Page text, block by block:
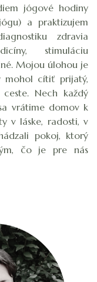
jógové hodiny
a praktizujem
zdravia
stimuláciu
Mojou úlohou je
mohol cítiť prijatý,
Nech každý
vrátime domov k
v láske, radosti, v
pokoj, ktorý
čo je pre nás